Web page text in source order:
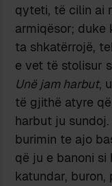
qyteti, të cilin ai
armiqësor; duke
ta shkatërrojë,
e vet të stolisur
Unë jam harbut,
të gjithë atyre
harbut ju
burimin te ajo
që ju e banoni si
katundar,